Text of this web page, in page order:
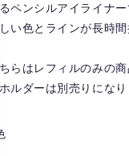
ペンシルアイライナー
い色とラインが長時
らはレフィルのみの商
ルダーは別売りになり